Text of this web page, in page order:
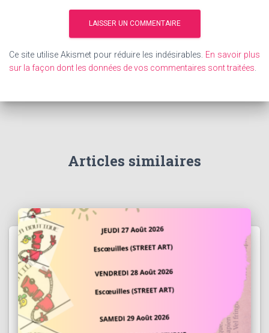
Ce site utilise Akismet pour réduire les indésirables. En savoir plus
sur la façon dont les données de vos commentaires sont traitées
Articles similaires